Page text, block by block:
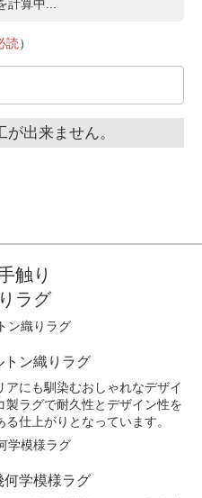
計算中...
読）
出来ません。
触り
ラグ
トン織りラグ
にも馴染むおしゃれなデザイ
製ラグで耐久性とデザイン性を
仕上がりとなっています。
何学模様ラグ